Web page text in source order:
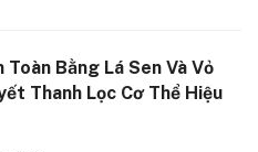
Toàn Bằng Lá Sen Và Vỏ
Thanh Lọc Cơ Thể Hiệu